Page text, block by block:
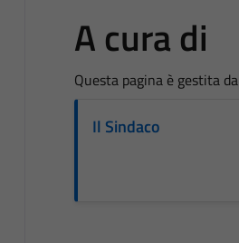
A cura di
Questa pagina è gestita da
Il Sindaco